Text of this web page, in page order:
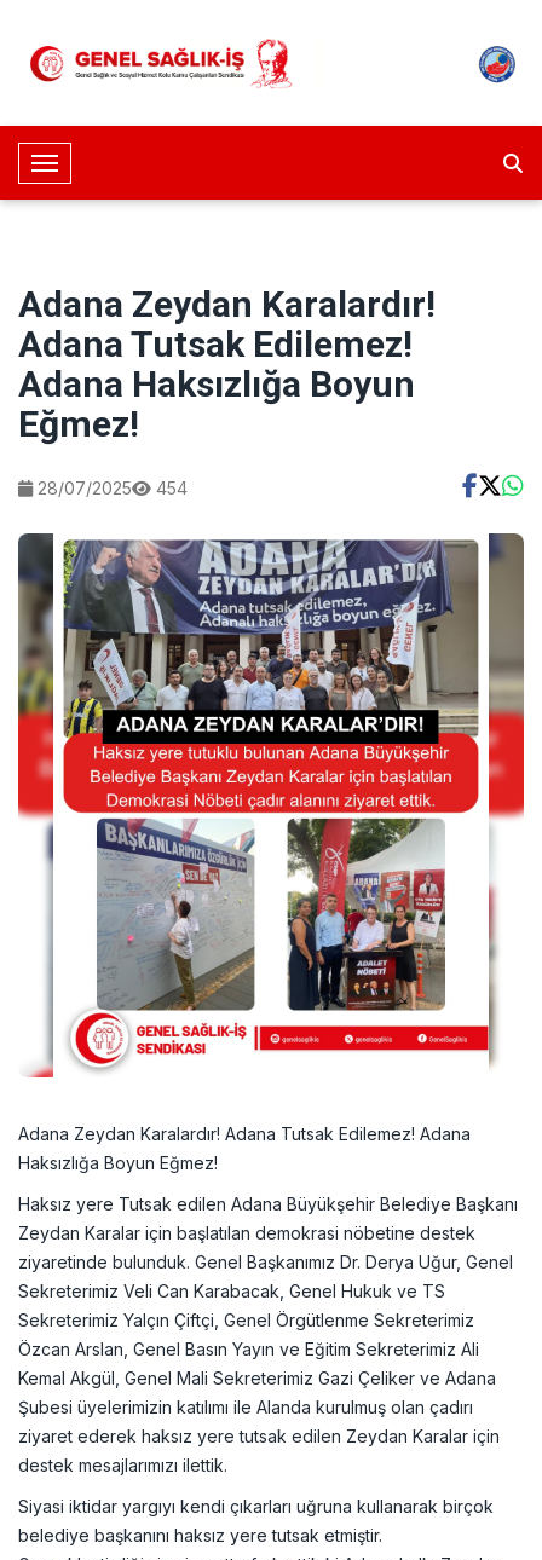
Toggle Navigation
Adana Zeydan Karalardır!
Adana Tutsak Edilemez!
Adana Haksızlığa Boyun
Eğmez!
28/07/2025 454
Adana Zeydan Karalardır! Adana Tutsak Edilemez! Adana
Haksızlığa Boyun Eğmez!
Haksız yere Tutsak edilen Adana Büyükşehir Belediye Başkanı
Zeydan Karalar için başlatılan demokrasi nöbetine destek
ziyaretinde bulunduk. Genel Başkanımız Dr. Derya Uğur, Genel
Sekreterimiz Veli Can Karabacak, Genel Hukuk ve TS
Sekreterimiz Yalçın Çiftçi, Genel Örgütlenme Sekreterimiz
Özcan Arslan, Genel Basın Yayın ve Eğitim Sekreterimiz Ali
Kemal Akgül, Genel Mali Sekreterimiz Gazi Çeliker ve Adana
Şubesi üyelerimizin katılımı ile Alanda kurulmuş olan çadırı
ziyaret ederek haksız yere tutsak edilen Zeydan Karalar için
destek mesajlarımızı ilettik.
Siyasi iktidar yargıyı kendi çıkarları uğruna kullanarak birçok
belediye başkanını haksız yere tutsak etmiştir.